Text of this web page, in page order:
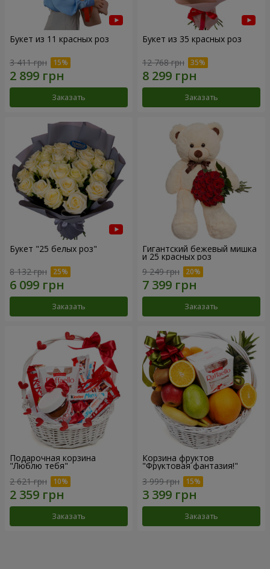
Букет из 11 красных роз
3 411 грн
Заказать
Букет из 35 красных роз
12 768 грн
Заказать
Букет "25 белых роз"
8 132 грн
Заказать
Гигантский бежевый мишка
и 25 красных роз
9 249 грн
Заказать
Подарочная корзина
"Люблю тебя"
2 621 грн
Заказать
Корзина фруктов
"Фруктовая фантазия!"
3 999 грн
Заказать